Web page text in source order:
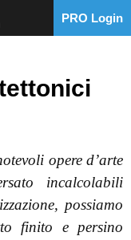
PRO Login
opere d’arte
incalcolabili
possiamo
finito e persino